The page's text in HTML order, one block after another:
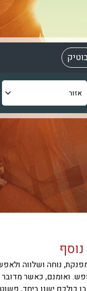
נוחה ושלווה
ואומנם, כאשר מדובר